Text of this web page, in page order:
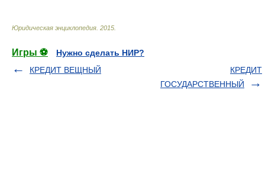
Юридическая энциклопедия 2015
Игры ⚽
Нужно сделать НИР?
КРЕДИТ ВЕЩНЫЙ
КРЕДИТ
ГОСУДАРСТВЕННЫЙ